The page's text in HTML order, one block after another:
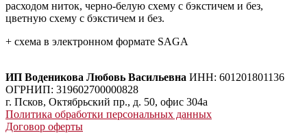
расходом ниток, черно-белую схему с бэкстичем и без,
цветную схему с бэкстичем и без.
+ схема в электронном формате SAGA
ИП Воденикова Любовь Васильевна ИНН: 601201801136
ОГРНИП: 319602700000828
г. Псков, Октябрьский пр., д. 50, офис 304а
Политика обработки персональных данных
Договор оферты